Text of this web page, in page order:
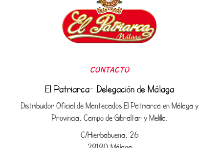
CONTACTO
El Patriarca- Delegación de Málaga
Distribuidor Oficial de Mantecados El Patriarca en Málaga y
Provincia, Campo de Gibraltar y Melilla.
C/Hierbabuena, 26